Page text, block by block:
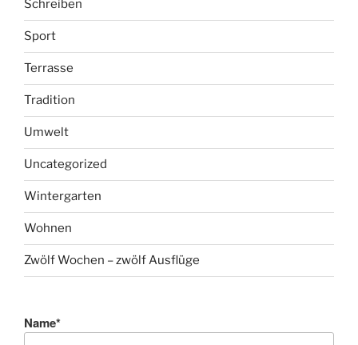
Schreiben
Sport
Terrasse
Tradition
Umwelt
Uncategorized
Wintergarten
Wohnen
Zwölf Wochen – zwölf Ausflüge
Name*